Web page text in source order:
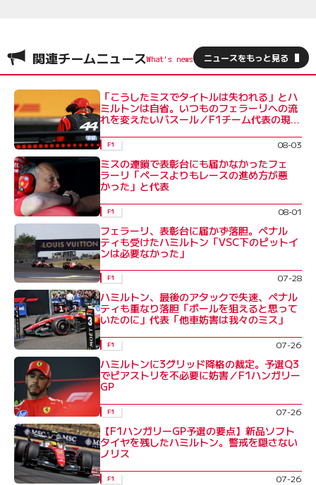
関連チームニュース ニュースをもっと見る
「こうしたミスでタイトルは失われる」とハ
ミルトンは自省。いつものフェラーリへの流
れを変えたいバスール／F1チーム代表の現場
F1 08-03
ミスの連鎖で表彰台にも届かなかったフェ
ラーリ「ペースよりもレースの進め方が悪
かった」と代表
F1 08-01
フェラーリ、表彰台に届かず落胆。ペナル
ティも受けたハミルトン「VSC下のピットイ
ンは必要なかった」
F1 07-28
ハミルトン、最後のアタックで失速、ペナル
ティも重なり落胆「ポールを狙えると思って
いたのに」代表「他車妨害は我々のミス」
F1 07-26
ハミルトンに3グリッド降格の裁定。予選Q3
でピアストリを不必要に妨害／F1ハンガリー
GP
F1 07-26
【F1ハンガリーGP予選の要点】新品ソフト
タイヤを残したハミルトン。警戒を隠さない
ノリス
F1 07-26